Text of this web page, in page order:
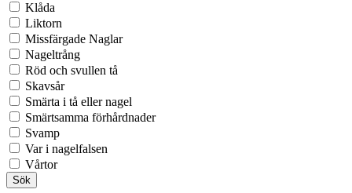
Klåda
Liktorn
Missfärgade Naglar
Nageltrång
Röd och svullen tå
Skavsår
Smärta i tå eller nagel
Smärtsamma förhårdnader
Svamp
Var i nagelfalsen
Vårtor